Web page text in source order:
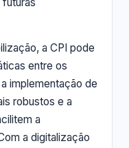
a CPI pode
entre os
implementação de
robustos e a
a
a digitalização